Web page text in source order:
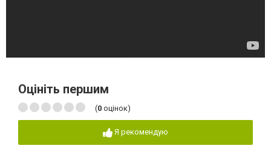
Оцініть першим
(0 оцінок)
Я рекомендую